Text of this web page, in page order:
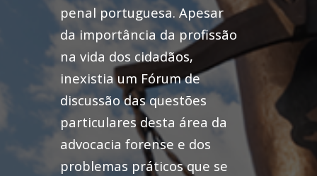
penal portuguesa. Apesar
da importância da profissão
na vida dos cidadãos,
inexistia um Fórum de
discussão das questões
particulares desta área da
advocacia forense e dos
problemas práticos que se